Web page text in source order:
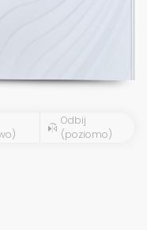
Odbij
(poziomo)